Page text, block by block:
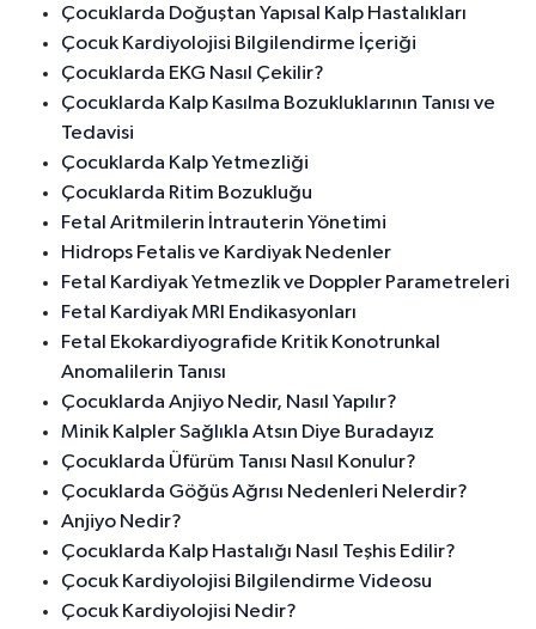
Çocuklarda Doğuştan Yapısal Kalp Hastalıkları
Çocuk Kardiyolojisi Bilgilendirme İçeriği
Çocuklarda EKG Nasıl Çekilir?
Çocuklarda Kalp Kasılma Bozukluklarının Tanısı ve
Tedavisi
Çocuklarda Kalp Yetmezliği
Çocuklarda Ritim Bozukluğu
Fetal Aritmilerin İntrauterin Yönetimi
Hidrops Fetalis ve Kardiyak Nedenler
Fetal Kardiyak Yetmezlik ve Doppler Parametreleri
Fetal Kardiyak MRI Endikasyonları
Fetal Ekokardiyografide Kritik Konotrunkal
Anomalilerin Tanısı
Çocuklarda Anjiyo Nedir, Nasıl Yapılır?
Minik Kalpler Sağlıkla Atsın Diye Buradayız
Çocuklarda Üfürüm Tanısı Nasıl Konulur?
Çocuklarda Göğüs Ağrısı Nedenleri Nelerdir?
Anjiyo Nedir?
Çocuklarda Kalp Hastalığı Nasıl Teşhis Edilir?
Çocuk Kardiyolojisi Bilgilendirme Videosu
Çocuk Kardiyolojisi Nedir?